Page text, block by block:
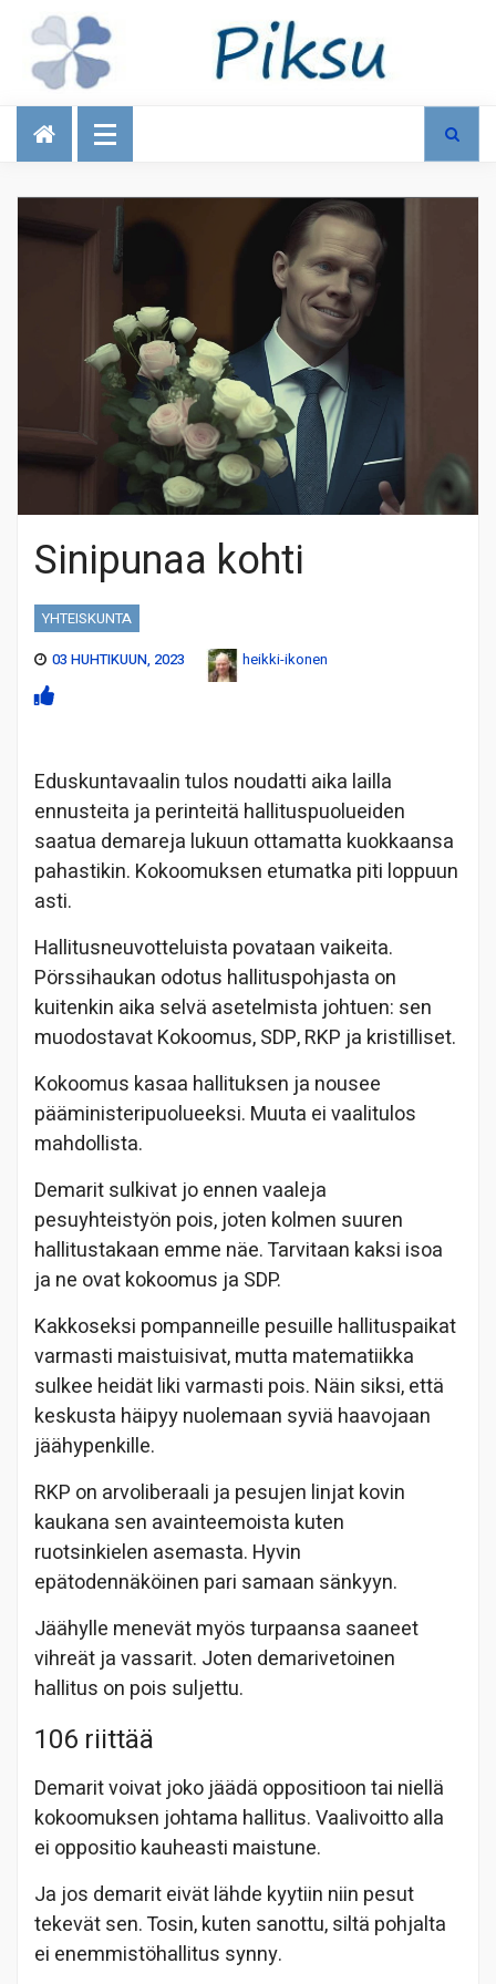
Talous
Sinipunaa kohti
YHTEISKUNTA
03 HUHTIKUUN, 2023
heikki-ikonen
Eduskuntavaalin tulos noudatti aika lailla
ennusteita ja perinteitä hallituspuolueiden
saatua demareja lukuun ottamatta kuokkaansa
pahastikin. Kokoomuksen etumatka piti loppuun
asti.
Hallitusneuvotteluista povataan vaikeita.
Pörssihaukan odotus hallituspohjasta on
kuitenkin aika selvä asetelmista johtuen: sen
muodostavat Kokoomus, SDP, RKP ja kristilliset.
Kokoomus kasaa hallituksen ja nousee
pääministeripuolueeksi. Muuta ei vaalitulos
mahdollista.
Demarit sulkivat jo ennen vaaleja
pesuyhteistyön pois, joten kolmen suuren
hallitustakaan emme näe. Tarvitaan kaksi isoa
ja ne ovat kokoomus ja SDP.
Kakkoseksi pompanneille pesuille hallituspaikat
varmasti maistuisivat, mutta matematiikka
sulkee heidät liki varmasti pois. Näin siksi, että
keskusta häipyy nuolemaan syviä haavojaan
jäähypenkille.
RKP on arvoliberaali ja pesujen linjat kovin
kaukana sen avainteemoista kuten
ruotsinkielen asemasta. Hyvin
epätodennäköinen pari samaan sänkyyn.
Jäähylle menevät myös turpaansa saaneet
vihreät ja vassarit. Joten demarivetoinen
hallitus on pois suljettu.
106 riittää
Demarit voivat joko jäädä oppositioon tai niellä
kokoomuksen johtama hallitus. Vaalivoitto alla
ei oppositio kauheasti maistune.
Ja jos demarit eivät lähde kyytiin niin pesut
tekevät sen. Tosin, kuten sanottu, siltä pohjalta
ei enemmistöhallitus synny.